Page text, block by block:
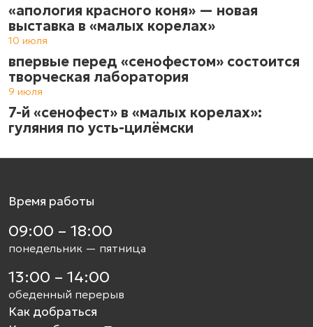
«апология красного коня» — новая
выставка в «малых корелах»
10 июля
впервые перед «сенофестом» состоится
творческая лаборатория
9 июля
7-й «сенофест» в «малых корелах»:
гуляния по усть-цилёмски
Время работы
09:00 – 18:00
понедельник — пятница
13:00 – 14:00
обеденный перерыв
Как добраться